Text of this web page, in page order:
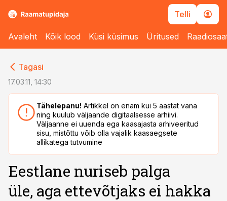
Telli
Avaleht Kõik lood Küsi küsimus Üritused
Tagasi
17.03.11, 14:30
Tähelepanu! Artikkel on enam kui 5 aastat vana
ning kuulub väljaande digitaalsesse arhiivi.
Väljaanne ei uuenda ega kaasajasta arhiveeritud
sisu, mistõttu võib olla vajalik kaasaegsete
allikatega tutvumine
Eestlane nuriseb palga
üle, aga ettevõtjaks ei hakka